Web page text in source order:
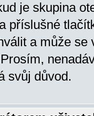
je skupina
příslušné
a může se
svůj důvod.